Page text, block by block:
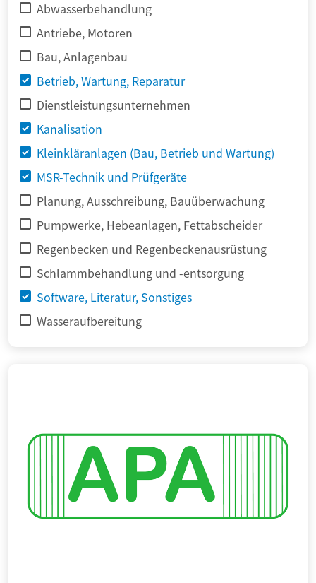
Abwasserbehandlung
Antriebe, Motoren
Bau, Anlagenbau
Betrieb, Wartung, Reparatur
Dienstleistungsunternehmen
Kanalisation
Kleinkläranlagen (Bau, Betrieb und Wartung)
MSR-Technik und Prüfgeräte
Planung, Ausschreibung, Bauüberwachung
Pumpwerke, Hebeanlagen, Fettabscheider
Regenbecken und Regenbeckenausrüstung
Schlammbehandlung und -entsorgung
Software, Literatur, Sonstiges
Wasseraufbereitung